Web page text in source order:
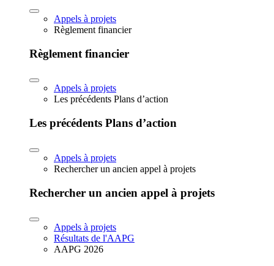
Appels à projets
Règlement financier
Règlement financier
Appels à projets
Les précédents Plans d’action
Les précédents Plans d’action
Appels à projets
Rechercher un ancien appel à projets
Rechercher un ancien appel à projets
Appels à projets
Résultats de l'AAPG
AAPG 2026